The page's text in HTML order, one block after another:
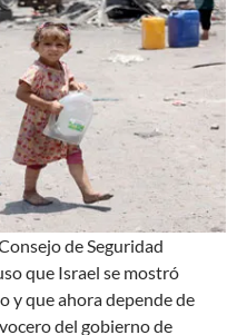
de Seguridad
que Israel se mostró
y que ahora depende de
del gobierno de